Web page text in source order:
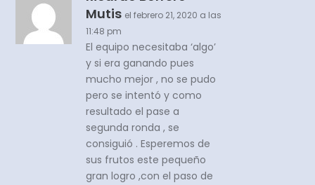
Mutis el febrero 21, 2020 a las
11:48 pm
El equipo necesitaba ‘algo’
y si era ganando pues
mucho mejor , no se pudo
pero se intentó y como
resultado el pase a
segunda ronda , se
consiguió . Esperemos de
sus frutos este pequeño
gran logro ,con el paso de